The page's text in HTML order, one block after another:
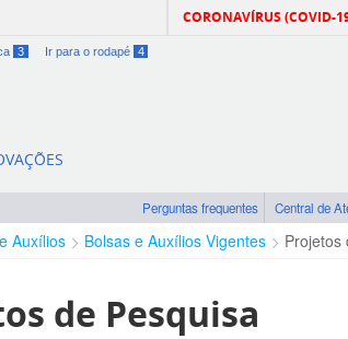
CORONAVÍRUS (COVID-
3 Ir para o rodapé 4
Perguntas frequentes Central de
Auxílios Bolsas e Auxílios Vigentes Projetos
de Pesquisa